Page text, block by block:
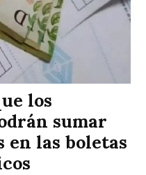
los
sumar
en las boletas